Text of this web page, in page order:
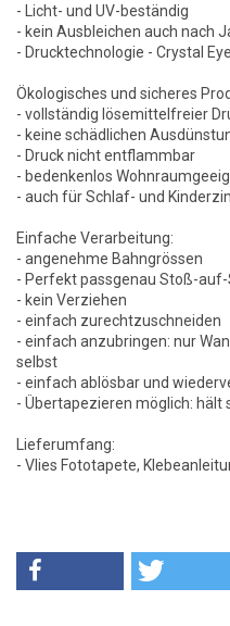
- Licht- und UV-beständig
- kein Ausbleichen auch nach
- Drucktechnologie - Crystal
Ökologisches und sicheres
- vollständig lösemittelfreier
- keine schädlichen
- Druck nicht entflammbar
- bedenkenlos
- auch für Schlaf- und
Einfache Verarbeitung:
- angenehme Bahngrössen
- Perfekt passgenau Stoß-
- kein Verziehen
- einfach zurechtzuschneiden
- einfach anzubringen: nur
selbst
- einfach ablösbar und
- Übertapezieren möglich:
Lieferumfang:
- Vlies Fototapete,